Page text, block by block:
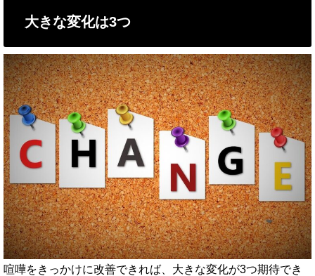
大きな変化は3つ
喧嘩をきっかけに改善できれば、大きな変化が3つ期待でき